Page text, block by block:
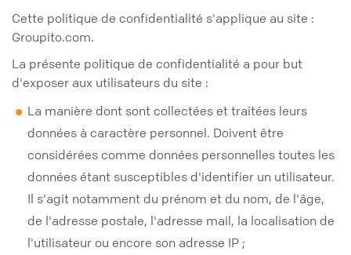
Cette politique de confidentialité s'applique au site :
Groupito.com.
La présente politique de confidentialité a pour but
d'exposer aux utilisateurs du site :
La manière dont sont collectées et traitées leurs
données à caractère personnel. Doivent être
considérées comme données personnelles toutes les
données étant susceptibles d'identifier un utilisateur.
Il s'agit notamment du prénom et du nom, de l'âge,
de l'adresse postale, l'adresse mail, la localisation de
l'utilisateur ou encore son adresse IP ;